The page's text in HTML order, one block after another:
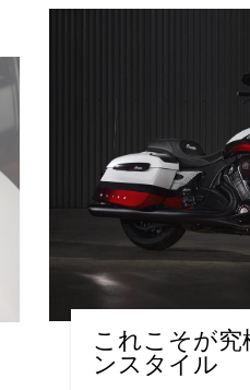
これこそが
ンスタイル